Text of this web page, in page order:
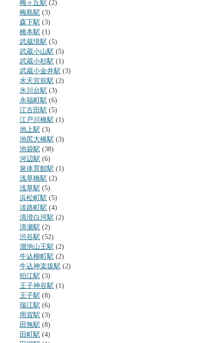
梅ヶ丘駅 (2)
梅島駅 (3)
森下駅 (3)
橋本駅 (1)
武蔵境駅 (5)
武蔵小山駅 (5)
武蔵小杉駅 (1)
武蔵小金井駅 (3)
水天宮前駅 (2)
氷川台駅 (3)
永福町駅 (6)
江古田駅 (5)
江戸川橋駅 (1)
池上駅 (3)
池尻大橋駅 (3)
池袋駅 (38)
河辺駅 (6)
泉体育館駅 (1)
浅草橋駅 (2)
浅草駅 (5)
浜松町駅 (5)
淡路町駅 (4)
清澄白河駅 (2)
清瀬駅 (2)
渋谷駅 (52)
溜池山王駅 (2)
牛込柳町駅 (2)
牛込神楽坂駅 (2)
狛江駅 (3)
王子神谷駅 (1)
王子駅 (8)
瑞江駅 (6)
用賀駅 (3)
田無駅 (8)
田町駅 (4)